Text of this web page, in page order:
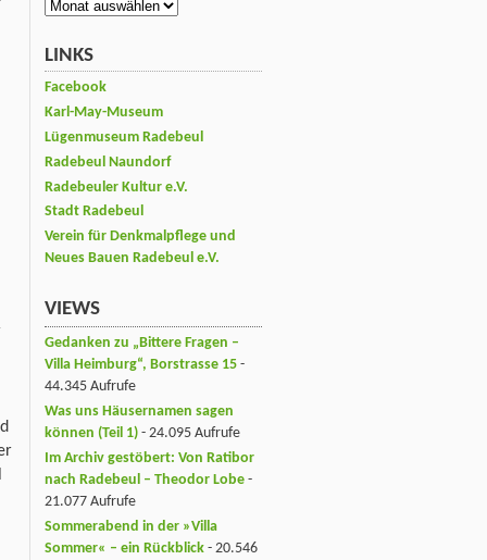
Monatsarchiv
LINKS
Facebook
Karl-May-Museum
Lügenmuseum Radebeul
Radebeul Naundorf
Radebeuler Kultur e.V.
Stadt Radebeul
Verein für Denkmalpflege und
Neues Bauen Radebeul e.V.
VIEWS
Gedanken zu „Bittere Fragen –
Villa Heimburg“, Borstrasse 15 -
44.345 Aufrufe
Was uns Häusernamen sagen
können (Teil 1) - 24.095 Aufrufe
Im Archiv gestöbert: Von Ratibor
nach Radebeul – Theodor Lobe -
21.077 Aufrufe
Sommerabend in der »Villa
Sommer« – ein Rückblick - 20.546